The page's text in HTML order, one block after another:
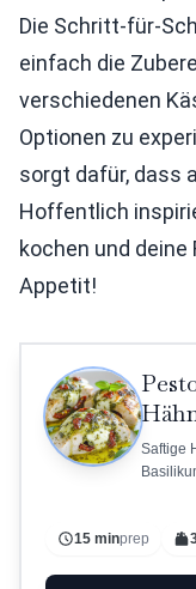
Die Schritt-für-
einfach die
verschiedenen
Optionen zu
sorgt dafür, dass
Hoffentlich
kochen und deine
Appetit!
Saftige
15 minprep